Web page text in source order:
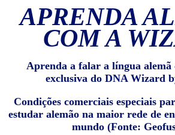
APRENDA
COM A
Aprenda a falar a língua alemã
exclusiva do DNA Wizard
Condições comerciais especiais
estudar alemão na maior rede de
mundo (Fonte: